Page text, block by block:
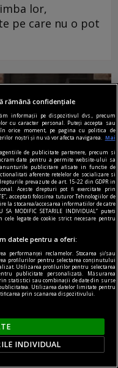
lor,
pe care nu o pot
genul de om care a
MERLI, curatorul
Dalí“ deschisă
rămână confidențiale
informații pe dispozitivul dvs., precum
cu caracter personal. Puteți accepta sau
orice moment, pe pagina cu politica de
noștri și nu vă vor afecta navigarea.
Mai
de publicitate partenere, precum si
date pentru a permite website-ului sa
publicitare afisate in functie de
aferente retelelor de socializare si
prevazute de art. 15-22 din GDPR in
Aceste drepturi pot fi exercitate prin
acceptati folosirea tuturor Tehnologiilor de
la stocarea/accesarea informatiilor de catre
MODIFIC SETARILE INDIVIDUAL” puteti
legate de cookie strict necesare pentru
datele pentru a oferi:
performanței reclamelor. Stocarea și/sau
profilurilor pentru selectarea conținutului
Utilizarea profilurilor pentru selectarea
publicitate personalizată. Măsurarea
statistici sau combinații de date din surse
Utilizarea datelor limitate pentru
prin scanarea dispozitivului.
INDIVIDUAL